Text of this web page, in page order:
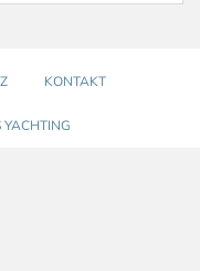
KONTAKT